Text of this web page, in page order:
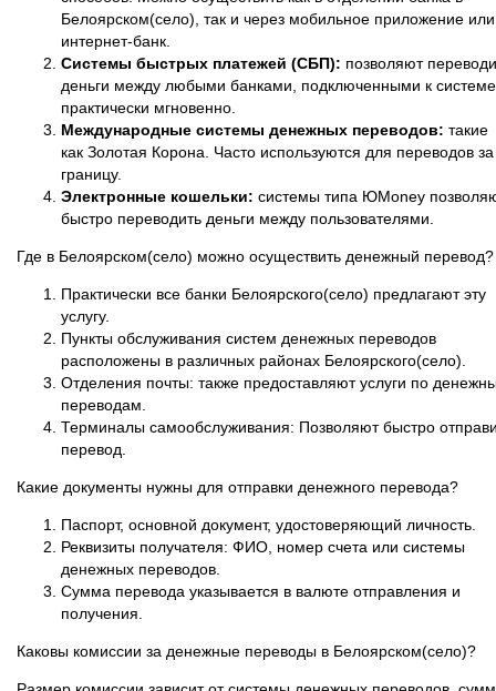
Белоярском(село), так и через мобильное приложение или
интернет-банк.
Системы быстрых платежей (СБП): позволяют
деньги между любыми банками, подключенными к
практически мгновенно.
Международные системы денежных переводов: такие
как Золотая Корона. Часто используются для переводов за
границу.
Электронные кошельки: системы типа ЮMoney
быстро переводить деньги между пользователями.
Где в Белоярском(село) можно осуществить денежный перевод?
Практически все банки Белоярского(село) предлагают эту
услугу.
Пункты обслуживания систем денежных переводов
расположены в различных районах Белоярского(село).
Отделения почты: также предоставляют услуги по
переводам.
Терминалы самообслуживания: Позволяют быстро
перевод.
Какие документы нужны для отправки денежного перевода?
Паспорт, основной документ, удостоверяющий личность.
Реквизиты получателя: ФИО, номер счета или системы
денежных переводов.
Сумма перевода указывается в валюте отправления и
получения.
Каковы комиссии за денежные переводы в Белоярском(село)?